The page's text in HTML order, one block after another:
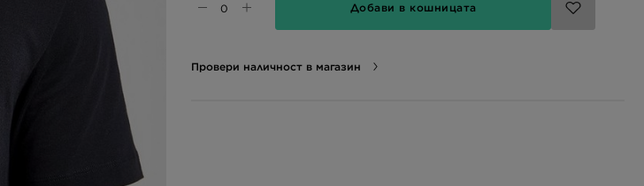
Добави в кошницата
Провери наличност в магазин